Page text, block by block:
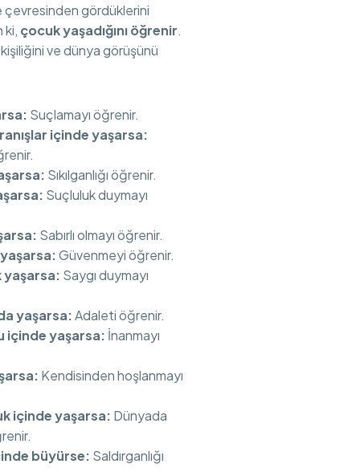
gördüklerini
ki, çocuk yaşadığını öğrenir.
kişiliğini ve dünya görüşünü
Suçlamayı öğrenir.
içinde yaşarsa:
Sıkılganlığı öğrenir.
Suçluluk duymayı
Sabırlı olmayı öğrenir.
Güvenmeyi öğrenir.
yaşarsa: Saygı duymayı
yaşarsa:Adaleti öğrenir.
içinde yaşarsa: İnanmayı
Kendisinden hoşlanmayı
içinde yaşarsa: Dünyada
büyürse: Saldırganlığı